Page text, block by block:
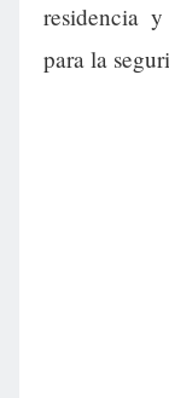
residencia
para la